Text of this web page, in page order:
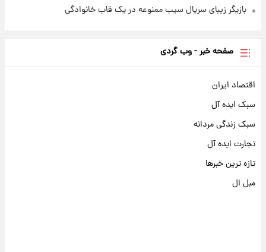
بازیگر زیبای سریال سیب ممنوعه در یک قاب خانوادگی
صفحه خبر - وب گردی
اقتصاد ایران
سبک ایده آل
سبک زندگی مردانه
تجارت ایده آل
تازه ترین خبرها
مبل ال